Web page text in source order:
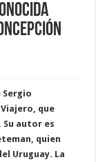
Sergio
que
autor es
quien
Uruguay. La